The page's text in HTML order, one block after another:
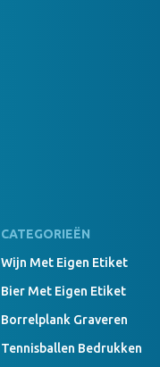
CATEGORIEËN
Wijn Met Eigen Etiket
Bier Met Eigen Etiket
Borrelplank Graveren
Tennisballen Bedrukken